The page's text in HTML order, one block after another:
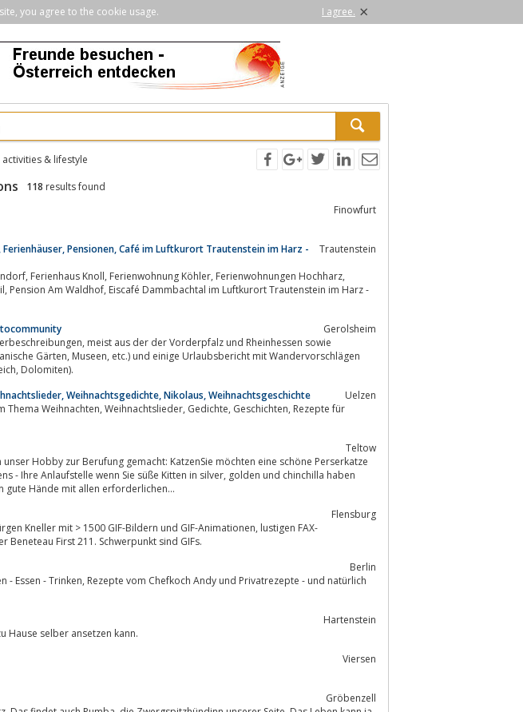
you agree to the cookie usage. I agree. ×
activities & lifestyle
118 results found
Finowfurt
Pensionen, Café im Luftkurort Trautenstein im Harz -
Trautenstein
Hochharz,
-
Gerolsheim
und Rheinhessen sowie
(z.B. Island, Norwegen, Schottland, Frankreich, Dolomiten).
Weihnachtsgedichte, Nikolaus, Weihnachtsgeschichte
Uelzen
Gedichte, Geschichten, Rezepte für
Teltow
Hobby zur Berufung gemacht: KatzenSie möchten eine schöne Perserkatze
wenn Sie süße Kitten in silver, golden und chinchilla haben
gute Hände mit allen erforderlichen...
Flensburg
mit > 1500 GIF-Bildern und GIF-Animationen, lustigen FAX-
meiner Beneteau First 211. Schwerpunkt sind GIFs.
Berlin
und Privatrezepte - und natürlich
Hartenstein
Hause selber ansetzen kann.
Viersen
Gröbenzell